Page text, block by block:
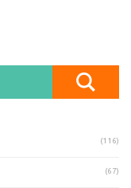
(116)
(67)